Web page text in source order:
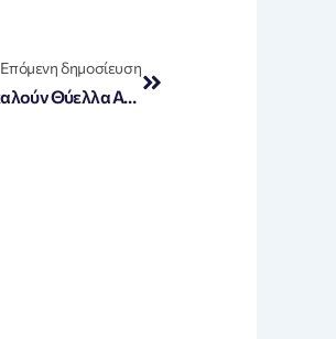
Επόμενη δημοσίευση
«ΚΚΕ: Οι Υψηλές Επιδοτήσεις Στελεχών της ΝΔ Προκαλούν Θύελλα Αντιδράσεων στον Ελληνικό Λαό»